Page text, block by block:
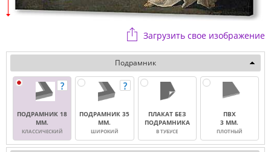
Загрузить свое изображение
Подрамник
ПОДРАМНИК 18
ММ.
КЛАССИЧЕСКИЙ
ПОДРАМНИК 35
ММ.
ШИРОКИЙ
ПЛАКАТ БЕЗ
ПОДРАМНИКА
В ТУБУСЕ
ПВХ
3 ММ.
ПЛОТНЫЙ